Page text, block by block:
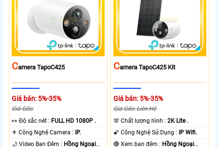
CAmera TapoC425
Giá bán: 5%-35%
Giá Gốc:
️👀 Độ sắc nét : FULL HD 1080P .
⚜️ Công Nghệ Camera : IP.
🌙 Video Ban Đêm : Hồng Ngoại
CAmera TapoC425 Kit
Giá bán: 5%-35%
Giá Gốc: Liên Hệ
💯 Chất lượng hình :2K Lite .
🌠 Công Nghệ Sử Dụng : IP Wifi.
🔴 Xem ban đêm : Hồng Ngoại